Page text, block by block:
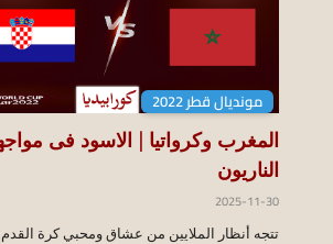
مونديال قطر 2022
المغرب وكرواتيا | الاسود فى
الناريون
2025-11-30
تتجه أنظار الملايين من عشاق ومحبي كرة